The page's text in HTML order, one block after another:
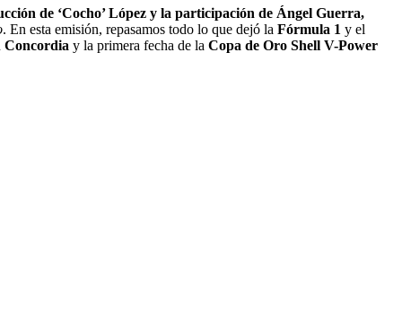
de ‘Cocho’ López y la participación de Ángel Guerra,
. En esta emisión, repasamos todo lo que dejó la Fórmula 1 y el
Concordia y la primera fecha de la Copa de Oro Shell V-Power